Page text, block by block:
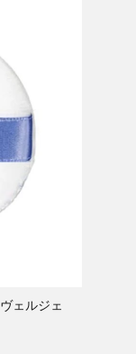
ヴェルジェ